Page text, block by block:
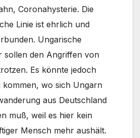
Coronahysterie. Die
Linie ist ehrlich und
Ungarische
sollen den Angriffen von
Es könnte jedoch
kommen, wo sich Ungarn
aus Deutschland
muß, weil es hier kein
Mensch mehr aushält.